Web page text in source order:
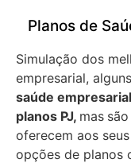
Planos de
Simulação dos
empresarial,
saúde
planos PJ, mas
oferecem aos
opções de planos